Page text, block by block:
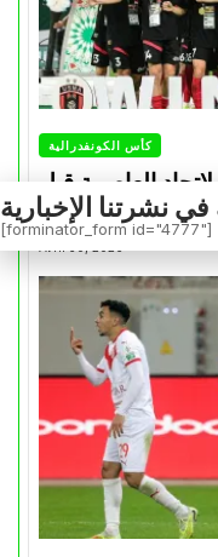
كأس الكونفدرالية
العاصمة قبل
الكونفدرالية
[forminator_form id="4777"]